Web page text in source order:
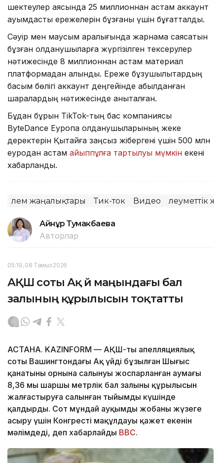
шектеулер аясында 25 миллионнан астам аккаунт
қауымдастық ережелерін бұзғаны үшін бұғатталды.
Сәуір мен маусым аралығында жарнама саясатын
бұзған қолданушыларға жүргізілген тексерулер
нәтижесінде 8 миллионнан астам материал
платформадан алынды. Ереже бұзушылықтардың
басым бөлігі аккаунт деңгейінде қабылданған
шаралардың нәтижесінде анықталған.
Бұдан бұрын TikTok-тың бас компаниясы
ByteDance Еуропа қолданушыларының жеке
деректерін Қытайға заңсыз жібергені үшін 500 млн
еуродан астам айыппұлға тартылуы мүмкін екені
хабарланды.
Әлем жаңалықтары Тик-ток Видео Әлеуметтік
Айнұр Тумакбаева
Авторлар
05:19, 08 Тамыз 2026
АҚШ соты Ақ үй маңындағы бал
залының құрылысын тоқтатты
АСТАНА. KAZINFORM — АҚШ-тың апелляциялық
соты Вашингтондағы Ақ үйдің бұзылған Шығыс
қанатының орнына салынуы жоспарланған аумағы
8,36 мың шаршы метрлік бал залының құрылысын
жалғастыруға салынған тыйымды күшінде
қалдырды. Сот мұндай ауқымды жобаны жүзеге
асыру үшін Конгрестің мақұлдауы қажет екенін
мәлімдеді, деп хабарлайды BBC.